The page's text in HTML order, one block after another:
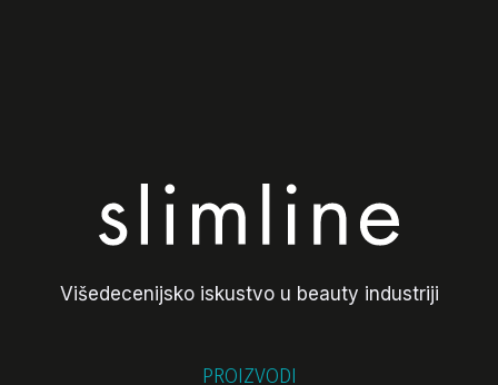
Višedecenijsko iskustvo u beauty industriji
PROIZVODI